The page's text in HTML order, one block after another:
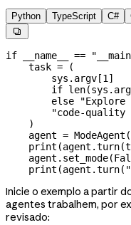
Python TypeScript C#

if __name__ ==
    task
= (
        sys.argv[
1]
        if
len
        else
"code-quality
    )
    agent
= ModeAgent(
    print
    agent.set_mode(
    print
(agent.turn(
Inicie o exemplo a partir
agentes trabalhem, por
revisado: